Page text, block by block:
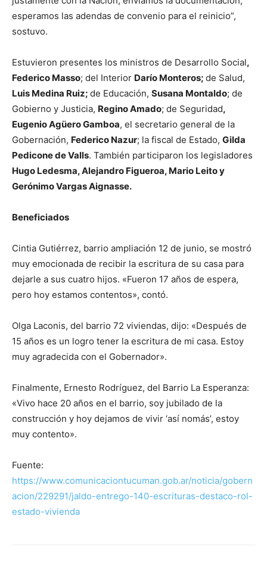
esperamos las adendas de convenio para el reinicio”,
sostuvo.
Estuvieron presentes los ministros de Desarrollo Social,
Federico Masso; del Interior Darío Monteros; de Salud,
Luis Medina Ruiz; de Educación, Susana Montaldo; de
Gobierno y Justicia, Regino Amado; de Seguridad,
Eugenio Agüero Gamboa, el secretario general de la
Gobernación, Federico Nazur; la fiscal de Estado, Gilda
Pedicone de Valls. También participaron los legisladores
Hugo Ledesma, Alejandro Figueroa, Mario Leito y
Gerónimo Vargas Aignasse.
Beneficiados
Cintia Gutiérrez, barrio ampliación 12 de junio, se mostró
muy emocionada de recibir la escritura de su casa para
dejarle a sus cuatro hijos. «Fueron 17 años de espera,
pero hoy estamos contentos», contó.
Olga Laconis, del barrio 72 viviendas, dijo: «Después de
15 años es un logro tener la escritura de mi casa. Estoy
muy agradecida con el Gobernador».
Finalmente, Ernesto Rodríguez, del Barrio La Esperanza:
«Vivo hace 20 años en el barrio, soy jubilado de la
construcción y hoy dejamos de vivir ‘así nomás’, estoy
muy contento».
Fuente:
https://www.comunicaciontucuman.gob.ar/noticia/gobern
acion/229291/jaldo-entrego-140-escrituras-destaco-rol-
estado-vivienda